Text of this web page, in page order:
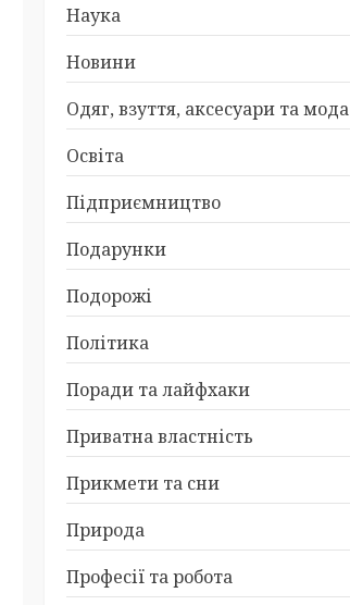
Наука
Новини
Одяг, взуття, аксесуари та мода
Освіта
Підприємництво
Подарунки
Подорожі
Політика
Поради та лайфхаки
Приватна властність
Прикмети та сни
Природа
Професії та робота